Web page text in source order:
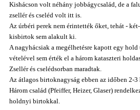
Kishácson volt néhány jobbágycsalád, de a
zsellér és cseléd volt itt is.
Az úrbéri perek nem érintették őket, tehát -
kisbirtok sem alakult ki.
A nagyhácsiak a megélhetésre kapott egy
vételével sem érték el a három kataszteri
Zsellér és cselédsorban maradtak.
Az átlagos birtoknagyság ebben az időben 2-
Három család (Pfeiffer, Heizer, Glaser)
holdnyi birtokkal.